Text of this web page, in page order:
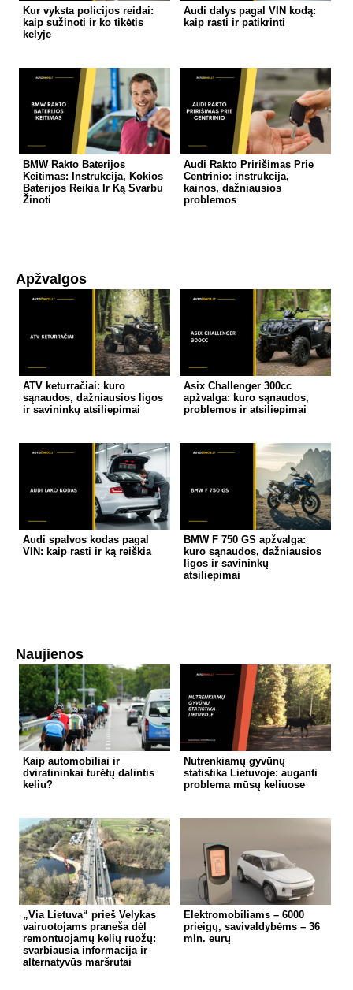
Kur vyksta policijos reidai:
kaip sužinoti ir ko tikėtis
kelyje
Audi dalys pagal VIN kodą:
kaip rasti ir patikrinti
BMW Rakto Baterijos
Keitimas: Instrukcija, Kokios
Baterijos Reikia Ir Ką Svarbu
Žinoti
Audi Rakto Pririšimas Prie
Centrinio: instrukcija,
kainos, dažniausios
problemos
Apžvalgos
ATV keturračiai: kuro
sąnaudos, dažniausios ligos
ir savininkų atsiliepimai
Asix Challenger 300cc
apžvalga: kuro sąnaudos,
problemos ir atsiliepimai
Audi spalvos kodas pagal
VIN: kaip rasti ir ką reiškia
BMW F 750 GS apžvalga:
kuro sąnaudos, dažniausios
ligos ir savininkų
atsiliepimai
Naujienos
Kaip automobiliai ir
dviratininkai turėtų dalintis
keliu?
Nutrenkiamų gyvūnų
statistika Lietuvoje: auganti
problema mūsų keliuose
„Via Lietuva“ prieš Velykas
vairuotojams praneša dėl
remontuojamų kelių ruožų:
svarbiausia informacija ir
alternatyvūs maršrutai
Elektromobiliams – 6000
prieigų, savivaldybėms – 36
mln. eurų